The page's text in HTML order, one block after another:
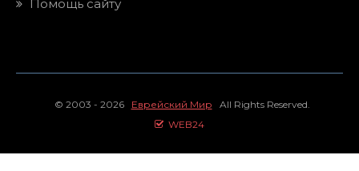
Помощь сайту
© 2003 - 2026 Еврейский Мир All Rights Reserved.
WEB24